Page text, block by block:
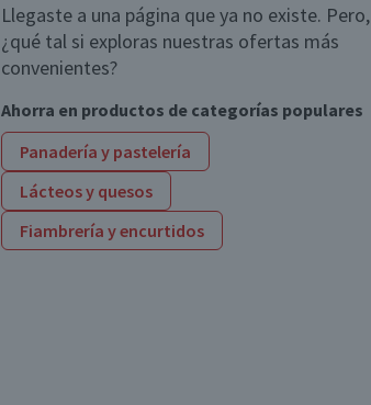
Llegaste a una página que ya no existe. Pero,
¿qué tal si exploras nuestras ofertas más
convenientes?
Ahorra en productos de categorías populares
Panadería y pastelería
Lácteos y quesos
Fiambrería y encurtidos